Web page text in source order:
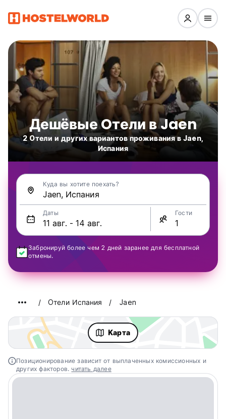
Дешёвые Oтели в Jaen
2 Oтели и других вариантов проживания в Jaen,
Испания
Куда вы хотите поехать?
Даты Гости
Забронируй более чем 2 дней заранее для бесплатной
отмены.
Oтели Испания Jaen
Kарта
Позиционирование зависит от выплаченных комиссионных и
других факторов. читать далее